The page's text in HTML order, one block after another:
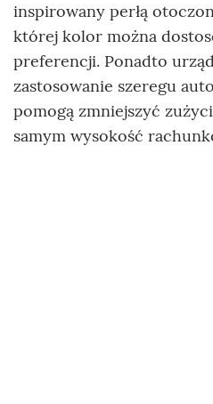
inspirowany perłą
której kolor można
preferencji. Ponadto
zastosowanie szeregu
pomogą zmniejszyć
samym wysokość